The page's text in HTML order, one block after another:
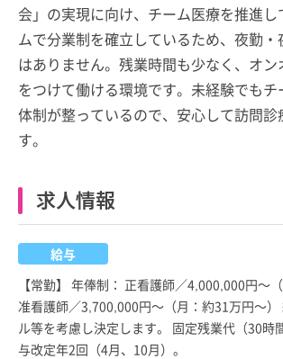
会」の実現に向け、チーム医療を推進し
ムで分業制を確立しているため、夜勤
はありません。残業時間も少なく、オン
をつけて働ける環境です。未経験でもチ
体制が整っているので、安心して訪問診
す。
求人情報
給与
【常勤】 年俸制： 正看護師／4,000,000円～
准看護師／3,700,000円～（月：約31万円～
ル等を考慮し決定します。 固定残業代（30時
与改定年2回（4月、10月）。